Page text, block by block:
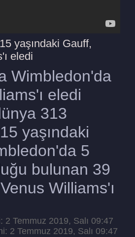
yaşındaki Gauff,
eledi
Wimbledon'da
eledi
313
yaşındaki
5
bulunan 39
Williams'ı
2 Temmuz 2019, Salı 09:47
2 Temmuz 2019, Salı 09:47